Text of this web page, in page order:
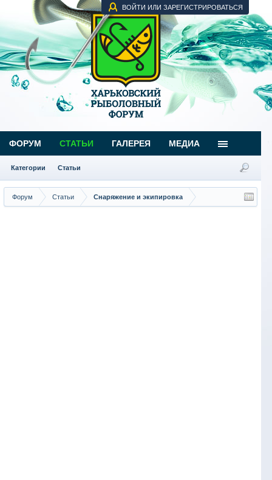
ВОЙТИ ИЛИ ЗАРЕГИСТРИРОВАТЬСЯ
Форум Статьи Снаряжение и экипировка
ФОРУМ СТАТЬИ
Категории Статьи
ГАЛЕРЕЯ МЕДИА